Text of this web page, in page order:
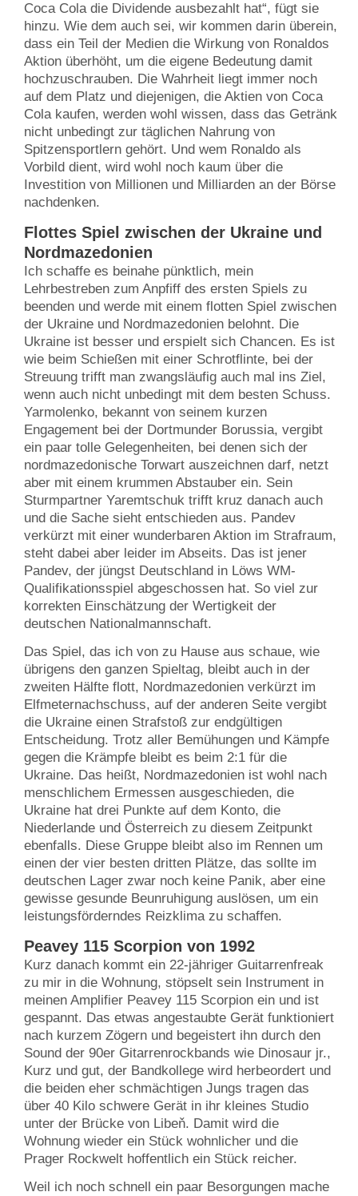
Coca Cola die Dividende ausbezahlt hat“, fügt sie
hinzu. Wie dem auch sei, wir kommen darin überein,
dass ein Teil der Medien die Wirkung von Ronaldos
Aktion überhöht, um die eigene Bedeutung damit
hochzuschrauben. Die Wahrheit liegt immer noch
auf dem Platz und diejenigen, die Aktien von Coca
Cola kaufen, werden wohl wissen, dass das Getränk
nicht unbedingt zur täglichen Nahrung von
Spitzensportlern gehört. Und wem Ronaldo als
Vorbild dient, wird wohl noch kaum über die
Investition von Millionen und Milliarden an der Börse
nachdenken.
Flottes Spiel zwischen der Ukraine und
Nordmazedonien
Ich schaffe es beinahe pünktlich, mein
Lehrbestreben zum Anpfiff des ersten Spiels zu
beenden und werde mit einem flotten Spiel zwischen
der Ukraine und Nordmazedonien belohnt. Die
Ukraine ist besser und erspielt sich Chancen. Es ist
wie beim Schießen mit einer Schrotflinte, bei der
Streuung trifft man zwangsläufig auch mal ins Ziel,
wenn auch nicht unbedingt mit dem besten Schuss.
Yarmolenko, bekannt von seinem kurzen
Engagement bei der Dortmunder Borussia, vergibt
ein paar tolle Gelegenheiten, bei denen sich der
nordmazedonische Torwart auszeichnen darf, netzt
aber mit einem krummen Abstauber ein. Sein
Sturmpartner Yaremtschuk trifft kruz danach auch
und die Sache sieht entschieden aus. Pandev
verkürzt mit einer wunderbaren Aktion im Strafraum,
steht dabei aber leider im Abseits. Das ist jener
Pandev, der jüngst Deutschland in Löws WM-
Qualifikationsspiel abgeschossen hat. So viel zur
korrekten Einschätzung der Wertigkeit der
deutschen Nationalmannschaft.
Das Spiel, das ich von zu Hause aus schaue, wie
übrigens den ganzen Spieltag, bleibt auch in der
zweiten Hälfte flott, Nordmazedonien verkürzt im
Elfmeternachschuss, auf der anderen Seite vergibt
die Ukraine einen Strafstoß zur endgültigen
Entscheidung. Trotz aller Bemühungen und Kämpfe
gegen die Krämpfe bleibt es beim 2:1 für die
Ukraine. Das heißt, Nordmazedonien ist wohl nach
menschlichem Ermessen ausgeschieden, die
Ukraine hat drei Punkte auf dem Konto, die
Niederlande und Österreich zu diesem Zeitpunkt
ebenfalls. Diese Gruppe bleibt also im Rennen um
einen der vier besten dritten Plätze, das sollte im
deutschen Lager zwar noch keine Panik, aber eine
gewisse gesunde Beunruhigung auslösen, um ein
leistungsförderndes Reizklima zu schaffen.
Peavey 115 Scorpion von 1992
Kurz danach kommt ein 22-jähriger Guitarrenfreak
zu mir in die Wohnung, stöpselt sein Instrument in
meinen Amplifier Peavey 115 Scorpion ein und ist
gespannt. Das etwas angestaubte Gerät funktioniert
nach kurzem Zögern und begeistert ihn durch den
Sound der 90er Gitarrenrockbands wie Dinosaur jr.,
Kurz und gut, der Bandkollege wird herbeordert und
die beiden eher schmächtigen Jungs tragen das
über 40 Kilo schwere Gerät in ihr kleines Studio
unter der Brücke von Libeň. Damit wird die
Wohnung wieder ein Stück wohnlicher und die
Prager Rockwelt hoffentlich ein Stück reicher.
Weil ich noch schnell ein paar Besorgungen mache